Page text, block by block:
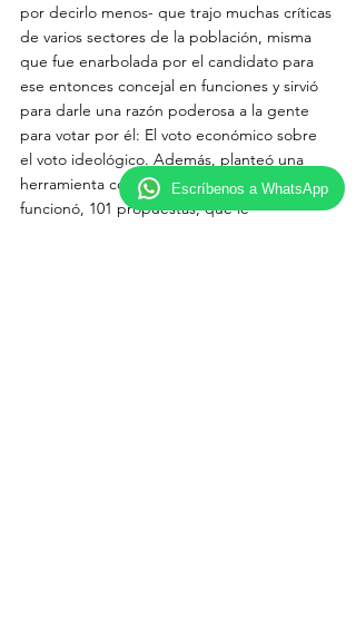
por decirlo menos- que trajo muchas críticas
de varios sectores de la población, misma
que fue enarbolada por el candidato para
ese entonces concejal en funciones y sirvió
para darle una razón poderosa a la gente
para votar por él: El voto económico sobre
el voto ideológico. Además, planteó una
herramienta comunicacional que le
funcionó, 101 propuestas, que le
Escríbenos a WhatsApp